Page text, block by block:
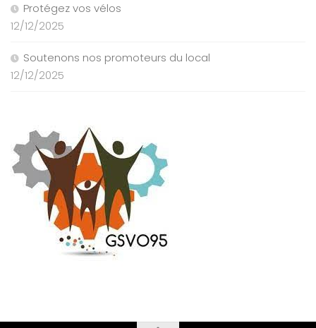
Protégez vos vélos
12/12/2025
Soutenons nos promoteurs du local
12/12/2025